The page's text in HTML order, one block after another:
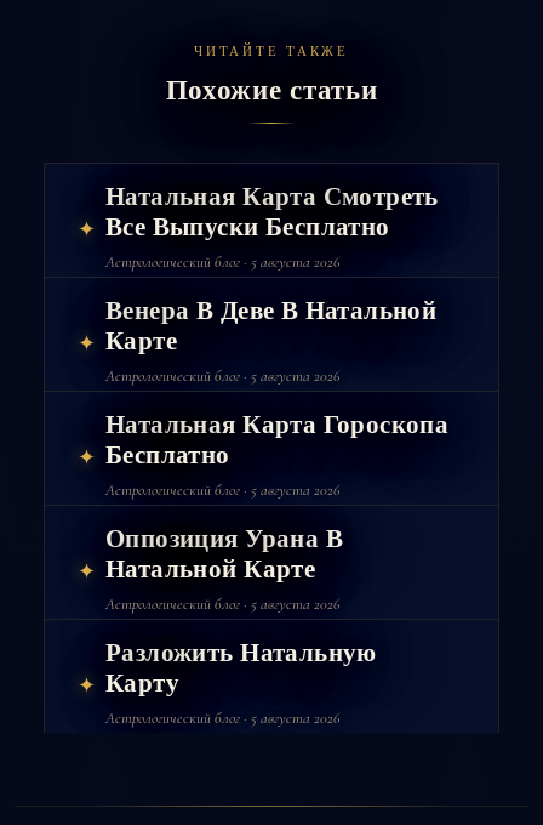
ЧИТАЙТЕ ТАКЖЕ
Похожие статьи
✦
Натальная Карта Смотреть
Все Выпуски Бесплатно
Астрологический блог · 5 августа 2026
✦
Венера В Деве В Натальной
Карте
Астрологический блог · 5 августа 2026
✦
Натальная Карта Гороскопа
Бесплатно
Астрологический блог · 5 августа 2026
✦
Оппозиция Урана В
Натальной Карте
Астрологический блог · 5 августа 2026
✦
Разложить Натальную
Карту
Астрологический блог · 5 августа 2026